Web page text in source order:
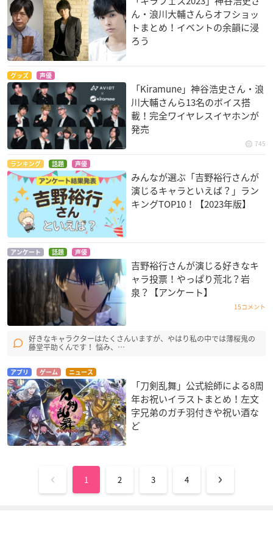
迷い猫オーバーラン!
菊池家康
閃光のナイトレイド
三好葵 藤堂平助
動物かんきょう会議
タヌキのタック（日
本）
初恋限定。
有原有二
みなみけ おかえり
西條拓巳
イドリス・タイタニ
鬼道有人
アレルヤ・ハプティ
ズム
ん・浪川大輔さんらオフショッ
トまとめ！イベントの余韻に浸
ろう
グッズ 声優
「Kiramune」神谷浩史さん・浪
川大輔さんら13名のボイス搭
載！完全ワイヤレスイヤホンが
発売
745
ランキング 話題 声優
みんなが選ぶ「吉野裕行さんが
演じるキャラといえば？」ラン
キングTOP10！【2023年版】
アンケート 話題 声優
吉野裕行さんが演じる好きなキ
ャラ投票！やっぱり荒北？岩
泉？【アンケート】
15コメント
好きなキャラクターはたくさんいますが、やはり私の中では薄桜鬼の
藤堂平助くんです！ 悩み、…
アプリ ゲーム ニュース
「刀剣乱舞」公式絵師による8周
年お祝いイラストまとめ！左文
字兄弟のガチ羽付きや祝い酒な
ど
1 2 3 4